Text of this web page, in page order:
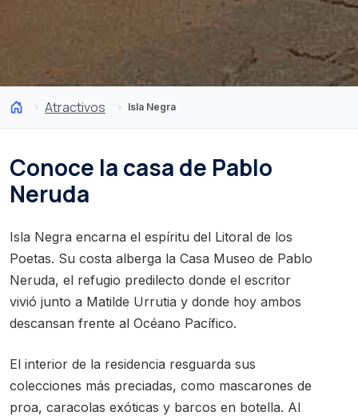
Atractivos Isla Negra
Conoce la casa de Pablo
Neruda
Isla Negra encarna el espíritu del Litoral de los
Poetas. Su costa alberga la Casa Museo de Pablo
Neruda, el refugio predilecto donde el escritor
vivió junto a Matilde Urrutia y donde hoy ambos
descansan frente al Océano Pacífico.
El interior de la residencia resguarda sus
colecciones más preciadas, como mascarones de
proa, caracolas exóticas y barcos en botella. Al